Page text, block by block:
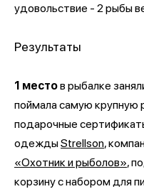
удовольствие - 2 рыбы
Результаты
1 местов рыбалке
поймала самую крупную
подарочные
одеждыStrellson,
«Охотник и рыболов»,
корзину с набором для